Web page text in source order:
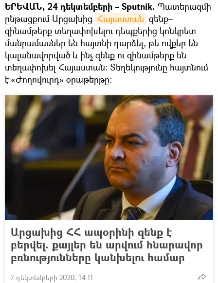
ԵՐԵՎԱՆ, 24 դեկտեմբերի – Sputnik. Պատերազմի
ընթացքում Արցախից Հայաստան զենք–
զինամթերք տեղափոխելու դեպքերից կոնկրետ
մանրամասներ են հայտնի դարձել, թե ովքեր են
կալանավորված և ինչ զենք ու զինամթերք են
տեղափոխել Հայաստան: Տեղեկությունը հայտնում
է «Ժողովուրդ» օրաթերթը։
Արցախից ՀՀ ապօրինի զենք է
բերվել. քայլեր են արվում հնարավոր
բռնությունները կանխելու համար
7 դեկտեմբերի 2020, 14:11